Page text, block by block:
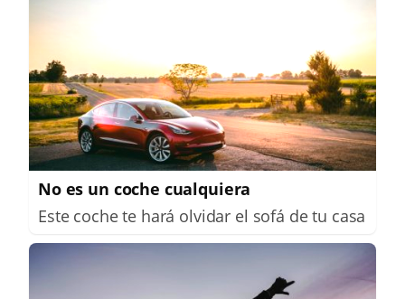
No es un coche cualquiera
Este coche te hará olvidar el sofá de tu casa